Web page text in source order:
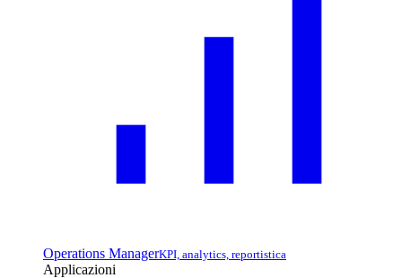
Operations ManagerKPI, analytics, reportistica
Applicazioni